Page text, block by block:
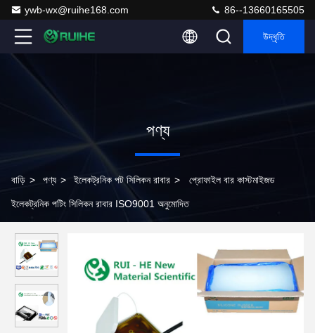
ywb-wx@ruihe168.com 86--13660165505
উদ্ধৃতি
পণ্য
বাড়ি > পণ্য > ইলেকট্রনিক পট সিলিকন রাবার > প্রোফাইল বার কাস্টমাইজড
ইলেকট্রনিক পটিং সিলিকন রাবার ISO9001 অনুমোদিত